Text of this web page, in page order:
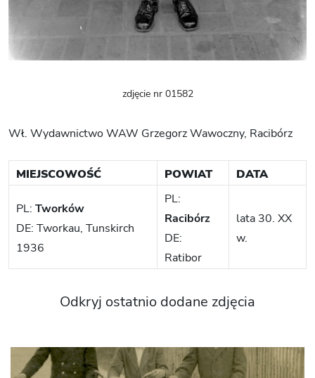
zdjęcie nr 01582
Wł. Wydawnictwo WAW Grzegorz Wawoczny, Racibórz
MIEJSCOWOŚĆ POWIAT DATA
PL: Tworków
DE: Tworkau, Tunskirch
1936
PL:
Racibórz
DE:
Ratibor
lata 30. XX
w.
Odkryj ostatnio dodane zdjęcia